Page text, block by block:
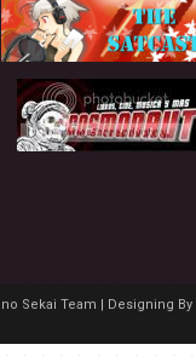
Sekai Team | Designing By